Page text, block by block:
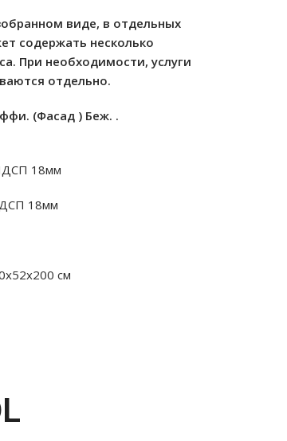
виде, в отдельных
содержать несколько
При необходимости, услуги
отдельно.
(Фасад ) Беж. .
18мм
18мм
см